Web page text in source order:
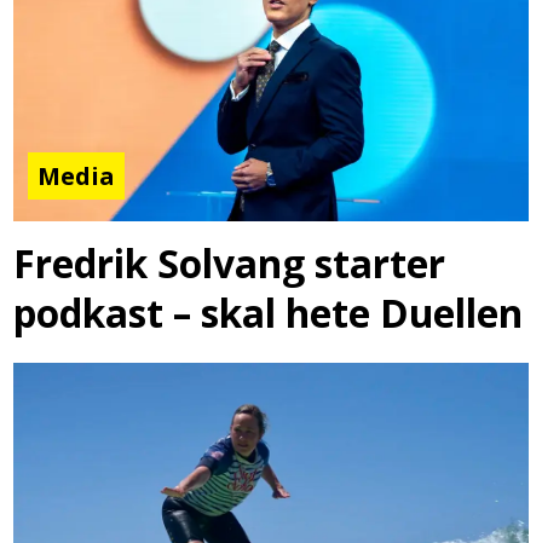
Media
Fredrik Solvang starter
podkast – skal hete Duellen